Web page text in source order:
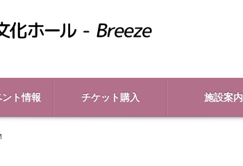
ト情報 チケット購入 施設案内